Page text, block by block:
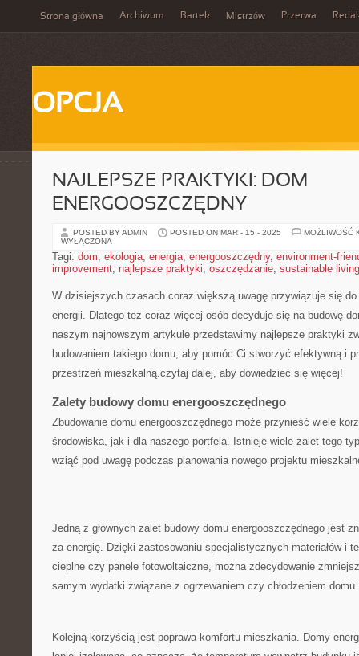
Strona główna Archiwum Bartek Mistrzów Przerwa
OPCJA
NAJLEPSZE PRAKTYKI: DOM
ENERGOOSZCZĘDNY
POSTED BY ADMIN POSTED ON MAR - 15 - 2025
MOŻLIWOŚĆ
WYŁĄCZONA
Tagi: dom, ekologia, energia, energooszczędny, environment-
improvement, najlepsze praktyki, oszczędzanie, sustainable living
W dzisiejszych czasach coraz większą uwagę ‍przywiązuje się
energii. Dlatego też coraz więcej osób decyduje się na budowę
‍naszym najnowszym artykule ⁣przedstawimy najlepsze praktyki
budowaniem takiego domu, aby pomóc Ci stworzyć efektywną⁤ i
przestrzeń mieszkalną.czytaj dalej, aby dowiedzieć się więcej!
Zalety budowy​ domu energooszczędnego
Zbudowanie domu energooszczędnego może przynieść wiele
środowiska, jak i dla ‌naszego portfela.⁢ Istnieje wiele zalet⁤ tego
wziąć ​pod ⁢uwagę podczas planowania nowego projektu
Jedną z głównych ​zalet budowy domu energooszczędnego ⁤jest
za energię.⁢ Dzięki‍ zastosowaniu specjalistycznych materiałów i
cieplne czy panele fotowoltaiczne, można zdecydowanie
samym wydatki związane​ z ogrzewaniem czy⁣ chłodzeniem domu.
Kolejną korzyścią‌ jest ⁢poprawa komfortu mieszkania. Domy